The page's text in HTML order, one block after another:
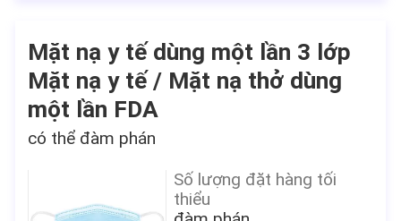
Mặt nạ bảo vệ
chi tiết đóng gói
50 chiếc / hộp ， 24 hộp /
Thời gian giao hàng
2-7 ngày (kể cả ngày lễ)
17,5 * 9,5cm / 18 * 9cm /
14,5 * 9cm / 12,5 * 8cm
Đặc tính:
Nguồn gốc
Trung Quốc
Mặt nạ y tế dùng một lần 3 lớp
Mặt nạ y tế / Mặt nạ thở dùng
một lần FDA
có thể đàm phán
Số lượng đặt hàng tối
thiểu